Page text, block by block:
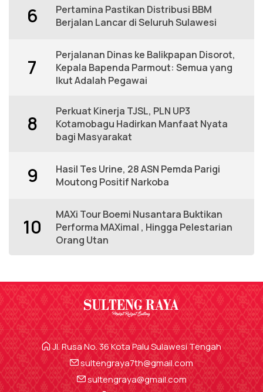
6
Pertamina Pastikan Distribusi BBM
Berjalan Lancar di Seluruh Sulawesi
7
Perjalanan Dinas ke Balikpapan Disorot,
Kepala Bapenda Parmout: Semua yang
Ikut Adalah Pegawai
8
Perkuat Kinerja TJSL, PLN UP3
Kotamobagu Hadirkan Manfaat Nyata
bagi Masyarakat
9
Hasil Tes Urine, 28 ASN Pemda Parigi
Moutong Positif Narkoba
10
MAXi Tour Boemi Nusantara Buktikan
Performa MAXimal , Hingga Pelestarian
Orang Utan
Jl. Rusa No. 36 Kota Palu Sulawesi Tengah
sultengraya7th@gmail.com
sultengraya@gmail.com